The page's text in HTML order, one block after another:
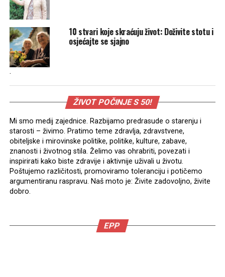
10 stvari koje skraćuju život: Doživite stotu i
osjećajte se sjajno
.
ŽIVOT POČINJE S 50!
Mi smo medij zajednice. Razbijamo predrasude o starenju i
starosti – živimo. Pratimo teme zdravlja, zdravstvene,
obiteljske i mirovinske politike, politike, kulture, zabave,
znanosti i životnog stila. Želimo vas ohrabriti, povezati i
inspirirati kako biste zdravije i aktivnije uživali u životu.
Poštujemo različitosti, promoviramo toleranciju i potičemo
argumentiranu raspravu. Naš moto je: Živite zadovoljno, živite
dobro.
EPP